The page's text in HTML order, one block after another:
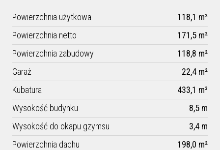
Powierzchnia użytkowa
118,1 m²
Powierzchnia netto
171,5 m²
Powierzchnia zabudowy
118,8 m²
Garaż
22,4 m²
Kubatura
433,1 m³
Wysokość budynku
8,5 m
Wysokość do okapu gzymsu
3,4 m
Powierzchnia dachu
198,0 m²